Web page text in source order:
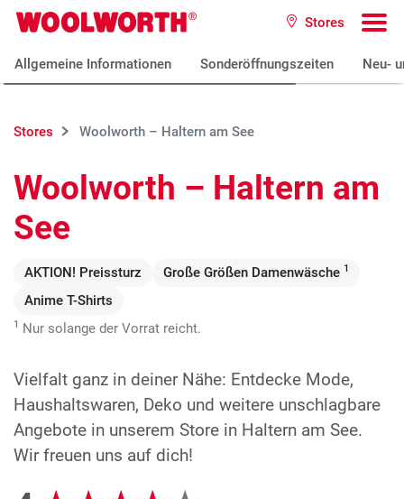
Zum Hauptinhalt
Woolworth GmbH Stores
Allgemeine Informationen Sonderöffnungszeiten Neu-
Stores Woolworth – Haltern am See
Woolworth – Haltern am
See
AKTION! Preissturz Große Größen Damenwäsche 1
Anime T-Shirts
1 Nur solange der Vorrat reicht.
Vielfalt ganz in deiner Nähe: Entdecke Mode,
Haushaltswaren, Deko und weitere unschlagbare
Angebote in unserem Store in Haltern am See.
Wir freuen uns auf dich!